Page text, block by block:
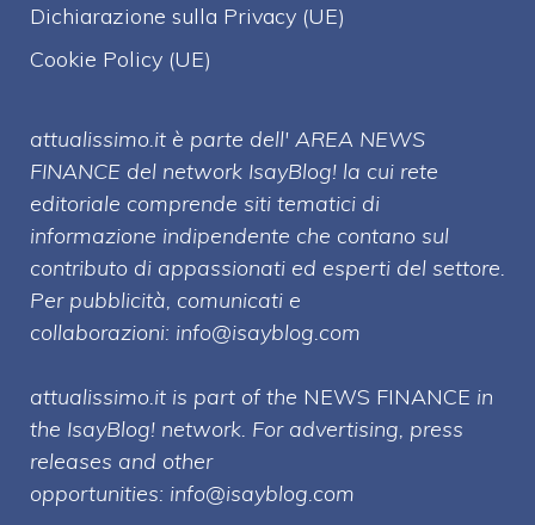
Dichiarazione sulla Privacy (UE)
Cookie Policy (UE)
attualissimo.it è parte dell' AREA NEWS
FINANCE del network IsayBlog! la cui rete
editoriale comprende siti tematici di
informazione indipendente che contano sul
contributo di appassionati ed esperti del settore.
Per pubblicità, comunicati e
collaborazioni: info@isayblog.com
attualissimo.it is part of the NEWS FINANCE in
the IsayBlog! network. For advertising, press
releases and other
opportunities: info@isayblog.com